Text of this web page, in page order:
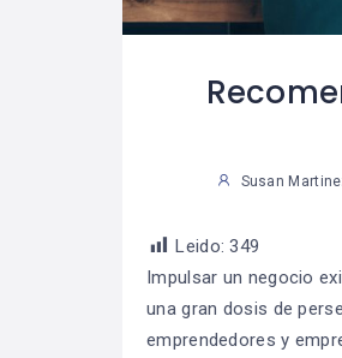
Susan
Leido: 349
Impulsar un negocio
una gran dosis de
emprendedores y